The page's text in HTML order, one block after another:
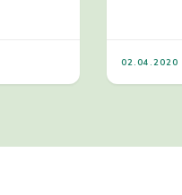
02.04.2020